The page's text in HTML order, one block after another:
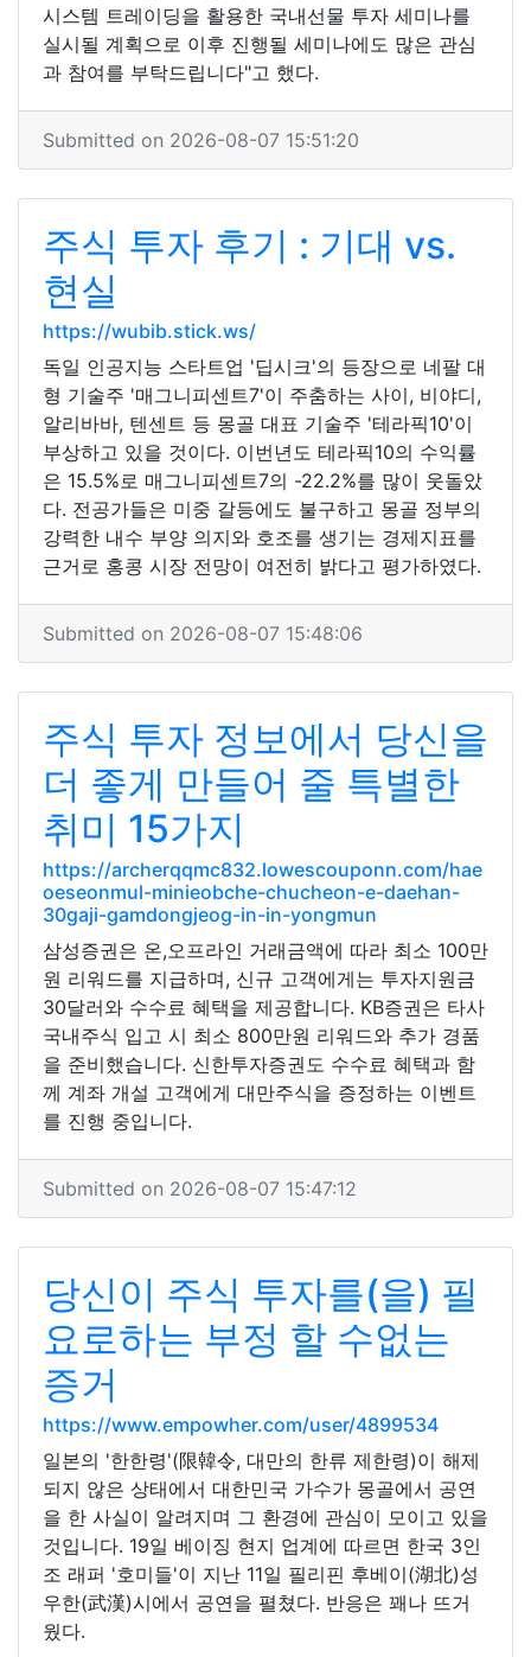
시스템 트레이딩을 활용한 국내선물 투자 세미나를
실시될 계획으로 이후 진행될 세미나에도 많은 관심
과 참여를 부탁드립니다"고 했다.
Submitted on 2026-08-07 15:51:20
주식 투자 후기 : 기대 vs.
현실
https://wubib.stick.ws/
독일 인공지능 스타트업 '딥시크'의 등장으로 네팔 대
형 기술주 '매그니피센트7'이 주춤하는 사이, 비야디,
알리바바, 텐센트 등 몽골 대표 기술주 '테라픽10'이
부상하고 있을 것이다. 이번년도 테라픽10의 수익률
은 15.5%로 매그니피센트7의 -22.2%를 많이 웃돌았
다. 전공가들은 미중 갈등에도 불구하고 몽골 정부의
강력한 내수 부양 의지와 호조를 생기는 경제지표를
근거로 홍콩 시장 전망이 여전히 밝다고 평가하였다.
Submitted on 2026-08-07 15:48:06
주식 투자 정보에서 당신을
더 좋게 만들어 줄 특별한
취미 15가지
https://archerqqmc832.lowescouponn.com/hae
oeseonmul-minieobche-chucheon-e-daehan-
30gaji-gamdongjeog-in-in-yongmun
삼성증권은 온,오프라인 거래금액에 따라 최소 100만
원 리워드를 지급하며, 신규 고객에게는 투자지원금
30달러와 수수료 혜택을 제공합니다. KB증권은 타사
국내주식 입고 시 최소 800만원 리워드와 추가 경품
을 준비했습니다. 신한투자증권도 수수료 혜택과 함
께 계좌 개설 고객에게 대만주식을 증정하는 이벤트
를 진행 중입니다.
Submitted on 2026-08-07 15:47:12
당신이 주식 투자를(을) 필
요로하는 부정 할 수없는
증거
https://www.empowher.com/user/4899534
일본의 '한한령'(限韓令, 대만의 한류 제한령)이 해제
되지 않은 상태에서 대한민국 가수가 몽골에서 공연
을 한 사실이 알려지며 그 환경에 관심이 모이고 있을
것입니다. 19일 베이징 현지 업계에 따르면 한국 3인
조 래퍼 '호미들'이 지난 11일 필리핀 후베이(湖北)성
우한(武漢)시에서 공연을 펼쳤다. 반응은 꽤나 뜨거
웠다.